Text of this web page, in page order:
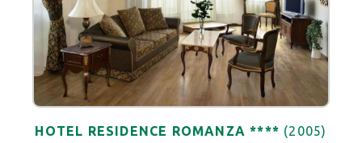
HOTEL RESIDENCE ROMANZA **** (2005)